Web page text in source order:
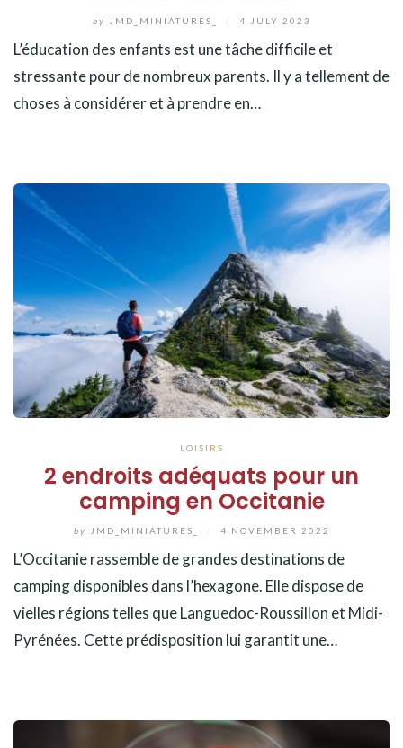
by JMD_MINIATURES_ 4 JULY 2023
L’éducation des enfants est une tâche difficile et
stressante pour de nombreux parents. Il y a tellement de
choses à considérer et à prendre en…
LOISIRS
2 endroits adéquats pour un
camping en Occitanie
by JMD_MINIATURES_ 4 NOVEMBER 2022
L’Occitanie rassemble de grandes destinations de
camping disponibles dans l’hexagone. Elle dispose de
vielles régions telles que Languedoc-Roussillon et Midi-
Pyrénées. Cette prédisposition lui garantit une…